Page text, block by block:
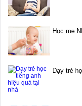
Học mẹ
Dạy trẻ